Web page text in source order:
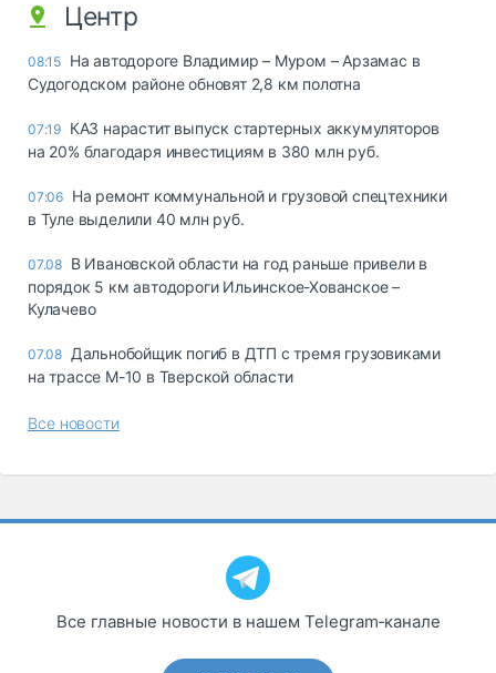
Центр
08:15 На автодороге Владимир – Муром – Арзамас в
Судогодском районе обновят 2,8 км полотна
07:19 КАЗ нарастит выпуск стартерных аккумуляторов
на 20% благодаря инвестициям в 380 млн руб.
07:06 На ремонт коммунальной и грузовой спецтехники
в Туле выделили 40 млн руб.
07.08 В Ивановской области на год раньше привели в
порядок 5 км автодороги Ильинское-Хованское –
Кулачево
07.08 Дальнобойщик погиб в ДТП с тремя грузовиками
на трассе М-10 в Тверской области
Все новости
Все главные новости в нашем Telegram‑канале